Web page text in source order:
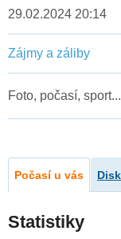
29.02.2024 20:14
Zájmy a záliby
Foto, počasí,
Počasí u vás
Statistiky